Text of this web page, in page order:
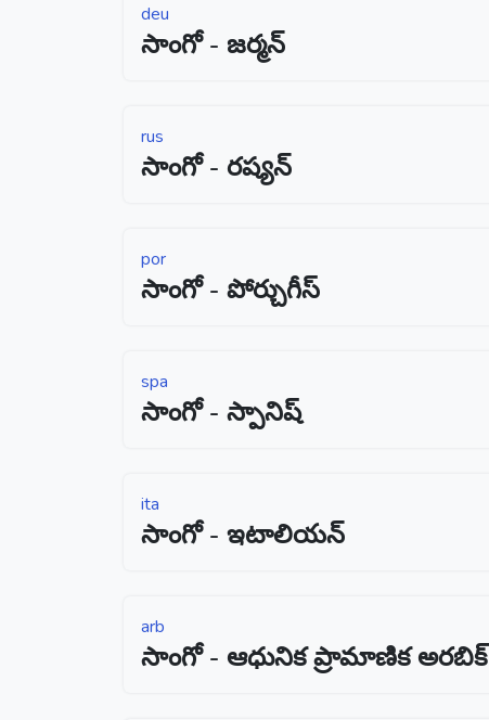
deu
సాంగో - జర్మన్
rus
సాంగో - రష్యన్
por
సాంగో - పోర్చుగీస్
spa
సాంగో - స్పానిష్
ita
సాంగో - ఇటాలియన్
arb
సాంగో - ఆధునిక ప్రామాణిక అరబిక్